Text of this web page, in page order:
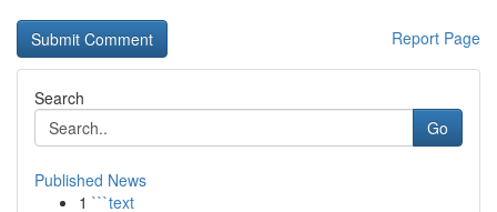
Report Page
Search
Go
Published News
1 ```text